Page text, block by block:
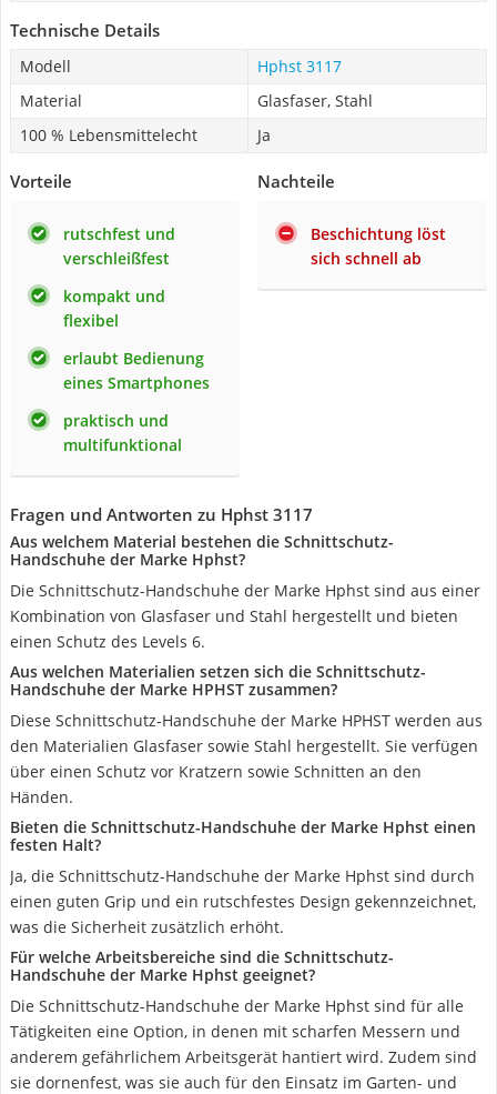
Technische Details
Modell
Hphst 3117
Material
Glasfaser, Stahl
100 % Lebensmittelecht
Ja
Vorteile
rutschfest und
verschleißfest
kompakt und
flexibel
erlaubt Bedienung
eines Smartphones
praktisch und
multifunktional
Nachteile
Beschichtung löst
sich schnell ab
Fragen und Antworten zu Hphst 3117
Aus welchem Material bestehen die Schnittschutz-
Handschuhe der Marke Hphst?
Die Schnittschutz-Handschuhe der Marke Hphst sind aus einer
Kombination von Glasfaser und Stahl hergestellt und bieten
einen Schutz des Levels 6.
Aus welchen Materialien setzen sich die Schnittschutz-
Handschuhe der Marke HPHST zusammen?
Diese Schnittschutz-Handschuhe der Marke HPHST werden aus
den Materialien Glasfaser sowie Stahl hergestellt. Sie verfügen
über einen Schutz vor Kratzern sowie Schnitten an den
Händen.
Bieten die Schnittschutz-Handschuhe der Marke Hphst einen
festen Halt?
Ja, die Schnittschutz-Handschuhe der Marke Hphst sind durch
einen guten Grip und ein rutschfestes Design gekennzeichnet,
was die Sicherheit zusätzlich erhöht.
Für welche Arbeitsbereiche sind die Schnittschutz-
Handschuhe der Marke Hphst geeignet?
Die Schnittschutz-Handschuhe der Marke Hphst sind für alle
Tätigkeiten eine Option, in denen mit scharfen Messern und
anderem gefährlichem Arbeitsgerät hantiert wird. Zudem sind
sie dornenfest, was sie auch für den Einsatz im Garten- und